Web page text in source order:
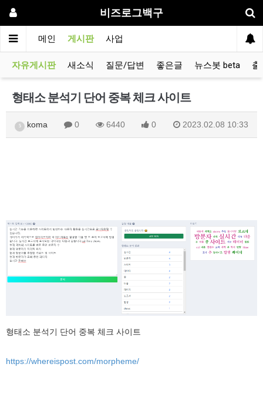
비즈로그백구
메인 게시판 사업
자유게시판 새소식 질문/답변 좋은글 뉴스봇 beta 출
형태소 분석기 단어 중복 체크 사이트
5 koma 0 6440 0 2023.02.08 10:33
형태소 분석기 단어 중복 체크 사이트
https://whereispost.com/morpheme/